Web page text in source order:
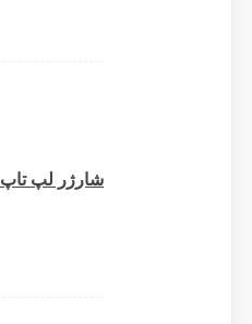
شارژر لپ تاپ